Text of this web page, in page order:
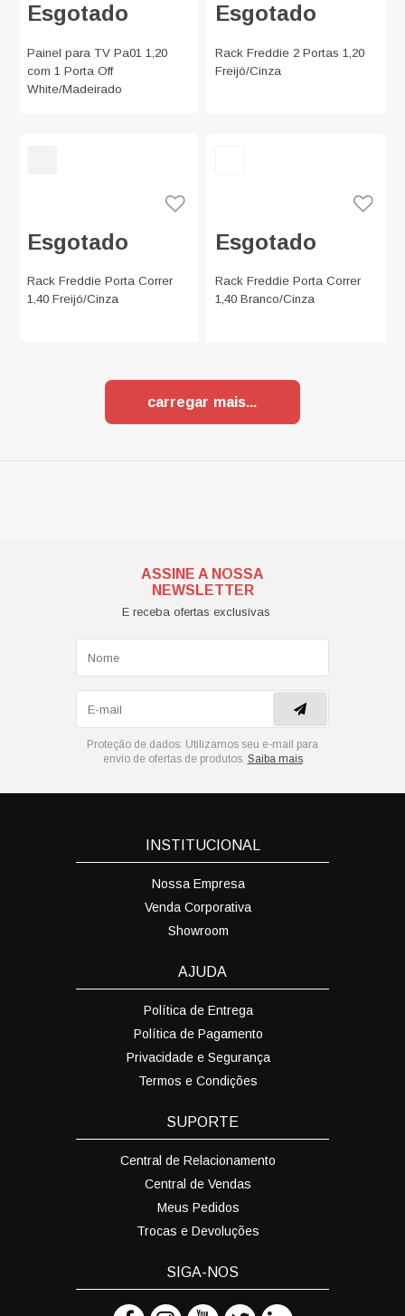
Esgotado
Painel para TV Pa01 1,20
com 1 Porta Off
White/Madeirado
Esgotado
Rack Freddie 2 Portas 1,20
Freijó/Cinza
Esgotado
Rack Freddie Porta Correr
1,40 Freijó/Cinza
Esgotado
Rack Freddie Porta Correr
1,40 Branco/Cinza
carregar mais
ASSINE A NOSSA
NEWSLETTER
E receba ofertas exclusivas
Proteção de dados: Utilizamos seu e-mail para
envio de ofertas de produtos. Saiba mais
INSTITUCIONAL
Nossa Empresa
Venda Corporativa
Showroom
AJUDA
Política de Entrega
Política de Pagamento
Privacidade e Segurança
Termos e Condições
SUPORTE
Central de Relacionamento
Central de Vendas
Meus Pedidos
Trocas e Devoluções
SIGA-NOS